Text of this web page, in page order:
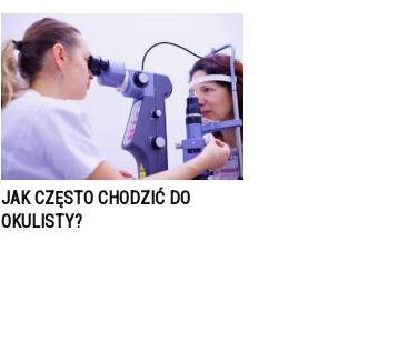
JAK CZĘSTO CHODZIĆ DO
OKULISTY?